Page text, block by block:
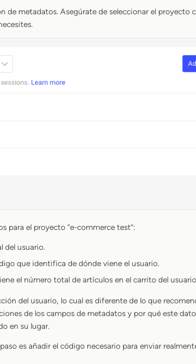
de metadatos. Asegúrate de seleccionar el proyecto
para el proyecto “e-commerce test”:
del usuario.
que identifica de dónde viene el usuario.
el número total de artículos en el carrito del
del usuario, lo cual es diferente de lo que
de los campos de metadatos y por qué este
en su lugar.
es añadir el código necesario para enviar